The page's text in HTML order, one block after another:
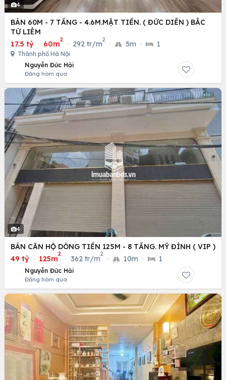
4
BÁN 60M - 7 TẦNG - 4.6M.MẶT TIỀN. ( ĐỨC DIỄN ) BẮC
TỪ LIÊM
17.5 tỷ · 60m
2
· 292 tr/m
2
· 5m · 1
Thành phố Hà Nội
Nguyễn Đức Hải
Đăng hôm qua
4
BÁN CĂN HỘ DÒNG TIỀN 125M - 8 TẦNG. MỸ ĐÌNH ( VIP )
49 tỷ · 125m
2
· 362 tr/m
2
· 10m · 1
Nguyễn Đức Hải
Đăng hôm qua